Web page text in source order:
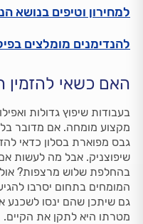
למחירון וטיפים בנושא
להנדימנים מומלצים
האם כשאי להזמין
בעבודות שיפוץ גדולות
מקצוע מומחה. אם מדובר
גבס מפוארת בסלון כדאי
שיפוצניק. אבל מה לעשות
בהחלפת שלוש מרצפות?
המומחים בתחום יסרבו
גם שיתכן שהם ינסו לשכנע
מטרתו היא לתקן את הקיים.